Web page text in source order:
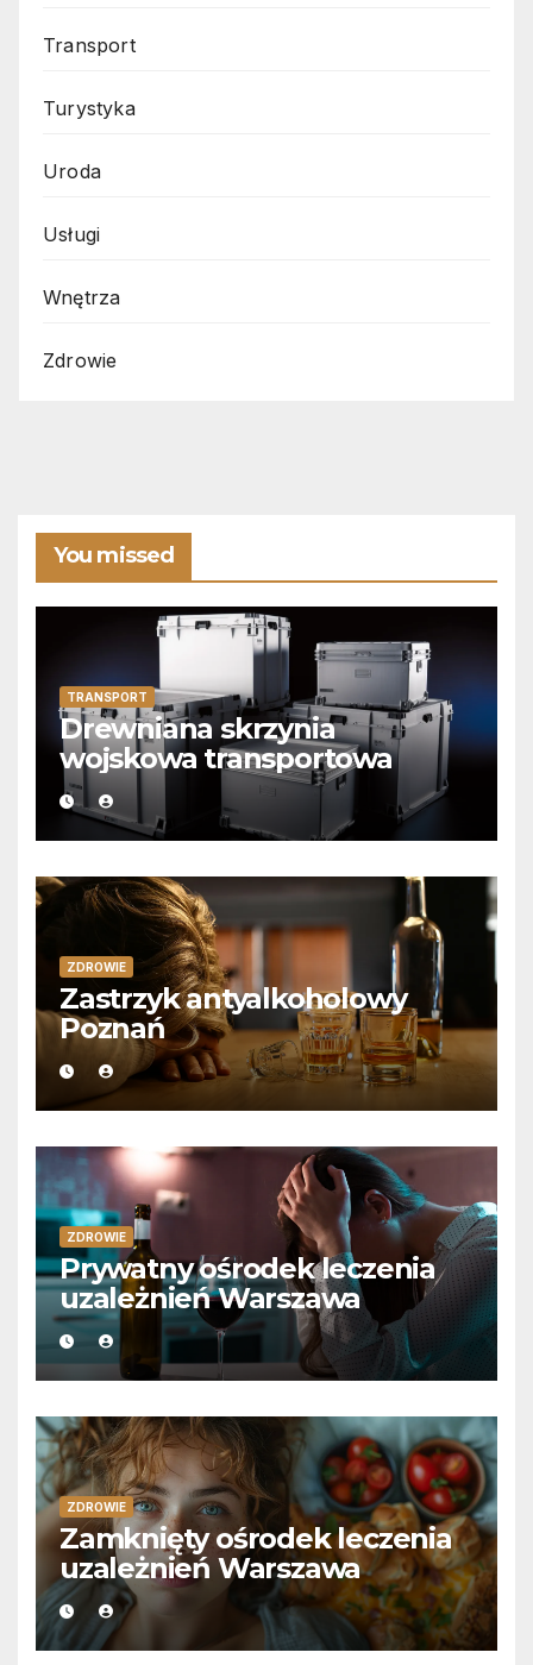
Transport
Turystyka
Uroda
Usługi
Wnętrza
Zdrowie
You missed
TRANSPORT
Drewniana skrzynia
wojskowa transportowa
ZDROWIE
Zastrzyk antyalkoholowy
Poznań
ZDROWIE
Prywatny ośrodek leczenia
uzależnień Warszawa
ZDROWIE
Zamknięty ośrodek leczenia
uzależnień Warszawa